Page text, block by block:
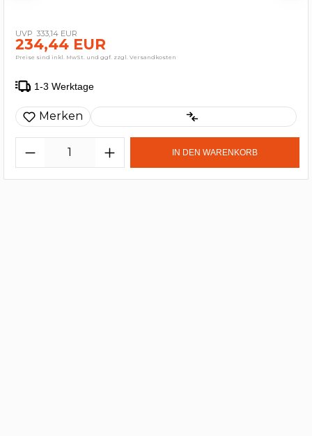
333,14 EUR
234,44 EUR
Preise sind inkl. MwSt. und ggf. zzgl. Versandkosten
1-3 Werktage
Merken
IN DEN WARENKORB